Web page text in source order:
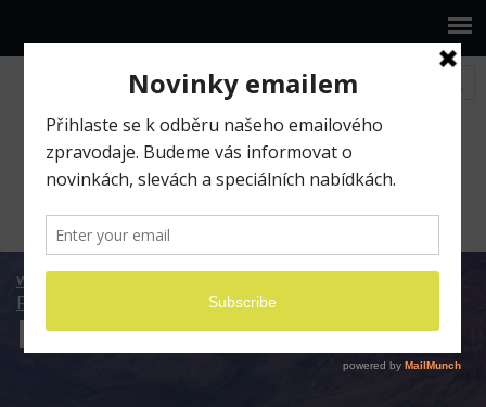
www.ilumio.cz
Fotoexpedice Zimní Lofoty 2024
DSCF0287